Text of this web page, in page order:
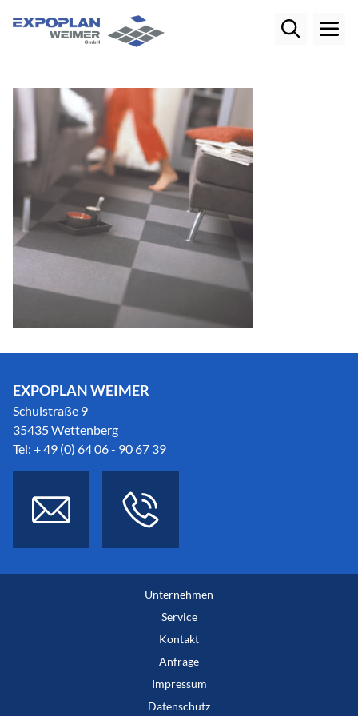
EXPOPLAN WEIMER
Schulstraße 9
35435 Wettenberg
Tel: + 49 (0) 64 06 - 90 67 39
Unternehmen
Service
Kontakt
Anfrage
Impressum
Datenschutz